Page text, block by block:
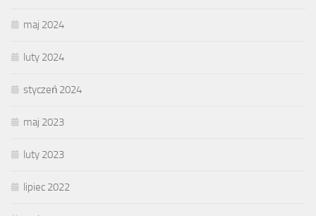
maj 2024
luty 2024
styczeń 2024
maj 2023
luty 2023
lipiec 2022